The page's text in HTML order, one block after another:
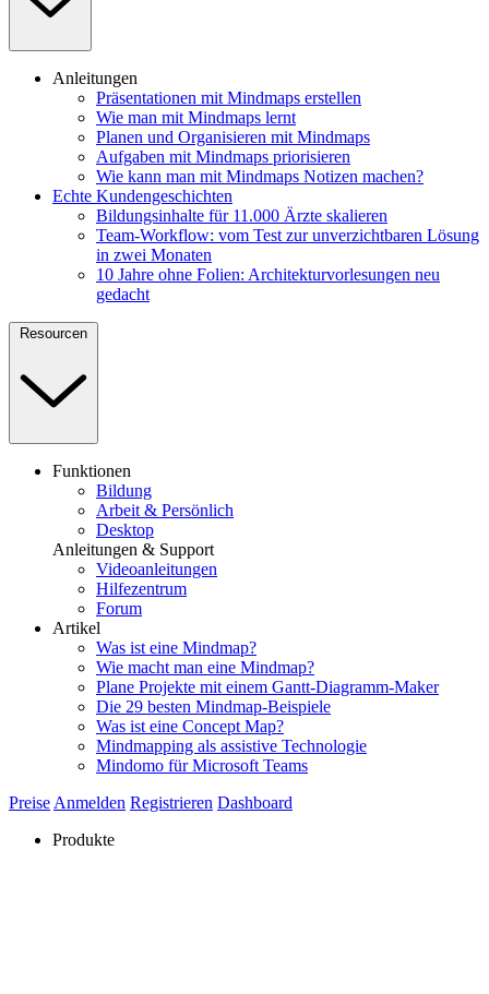
Anleitungen
Präsentationen mit Mindmaps erstellen
Wie man mit Mindmaps lernt
Planen und Organisieren mit Mindmaps
Aufgaben mit Mindmaps priorisieren
Wie kann man mit Mindmaps Notizen machen?
Echte Kundengeschichten
Bildungsinhalte für 11.000 Ärzte skalieren
Team-Workflow: vom Test zur unverzichtbaren Lösung
in zwei Monaten
10 Jahre ohne Folien: Architekturvorlesungen neu
gedacht
Resourcen
Funktionen
Bildung
Arbeit & Persönlich
Desktop
Anleitungen & Support
Videoanleitungen
Hilfezentrum
Forum
Artikel
Was ist eine Mindmap?
Wie macht man eine Mindmap?
Plane Projekte mit einem Gantt-Diagramm-Maker
Die 29 besten Mindmap-Beispiele
Was ist eine Concept Map?
Mindmapping als assistive Technologie
Mindomo für Microsoft Teams
Preise Anmelden Registrieren Dashboard
Produkte